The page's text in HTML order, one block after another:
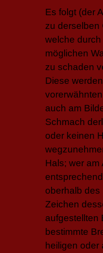
Es folgt (der
zu derselben
welche
möglichen
zu schaden
Diese
auch am
Schmach
oder keinen
Hals; wer am
oberhalb des
Zeichen
aufgestellten
bestimmte
heiligen